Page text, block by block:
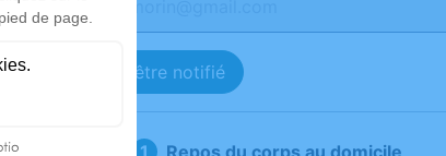
Je veux être notifié
Repos du corps au domicile